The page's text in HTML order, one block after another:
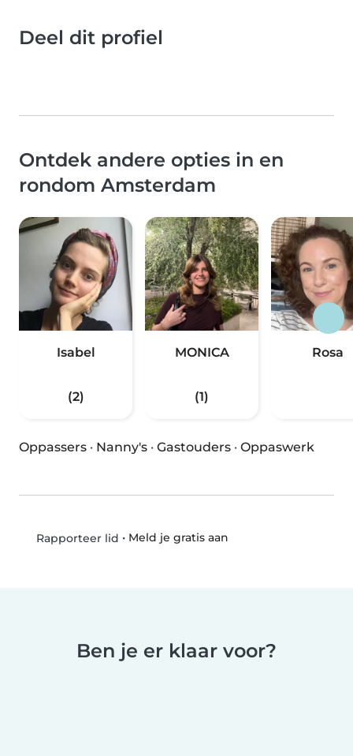
Deel dit profiel
Ontdek andere opties in en
rondom Amsterdam
Isabel
(2)
MONICA
(1)
Rosa
Oppassers · Nanny's · Gastouders · Oppaswerk
Rapporteer lid • Meld je gratis aan
Ben je er klaar voor?